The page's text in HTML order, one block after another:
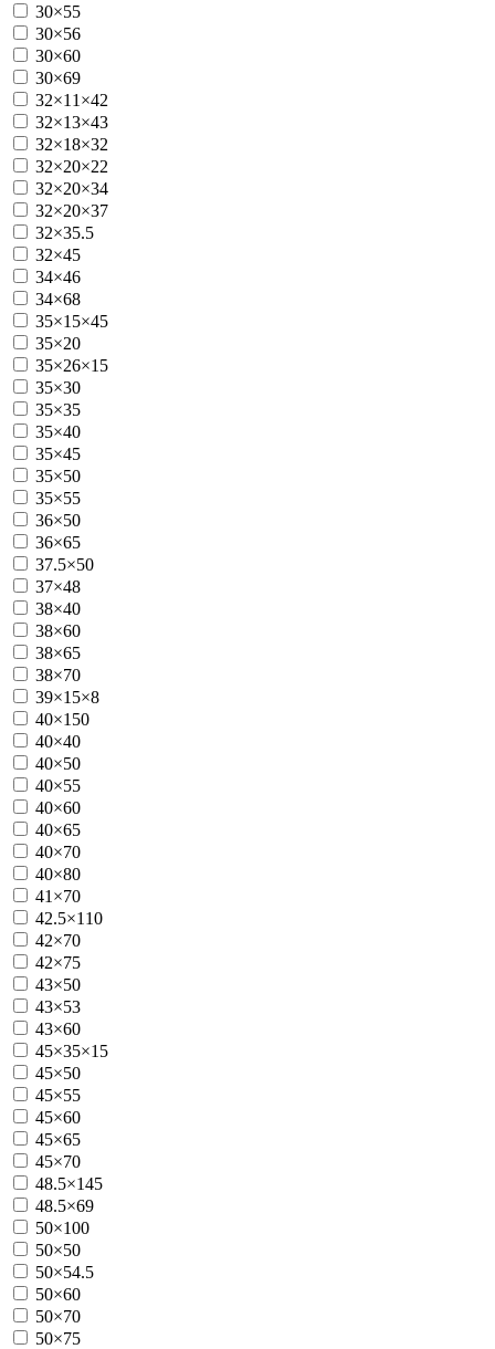
30×55
30×56
30×60
30×69
32×11×42
32×13×43
32×18×32
32×20×22
32×20×34
32×20×37
32×35.5
32×45
34×46
34×68
35×15×45
35×20
35×26×15
35×30
35×35
35×40
35×45
35×50
35×55
36×50
36×65
37.5×50
37×48
38×40
38×60
38×65
38×70
39×15×8
40×150
40×40
40×50
40×55
40×60
40×65
40×70
40×80
41×70
42.5×110
42×70
42×75
43×50
43×53
43×60
45×35×15
45×50
45×55
45×60
45×65
45×70
48.5×145
48.5×69
50×100
50×50
50×54.5
50×60
50×70
50×75